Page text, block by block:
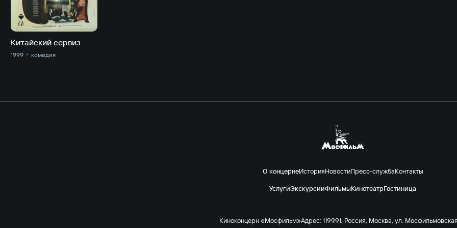
Китайский сервиз
1999 комедия
О концернеИсторияНовостиПресс-службаКонтакты
УслугиЭкскурсииФильмыКинотеатрГостиница
Киноконцерн «Мосфильм»Адрес: 119991, Россия, Москва, ул.